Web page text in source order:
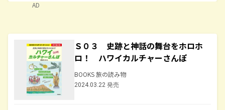
AD
Ｓ０３ 史跡と神話の舞台をホロホ
ロ！ ハワイカルチャーさんぽ
BOOKS 旅の読み物
2024.03.22 発売